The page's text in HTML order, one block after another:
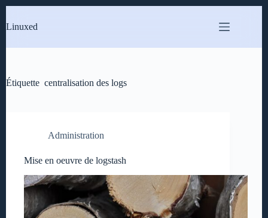
au
contenu
Linuxed
Étiquette centralisation des logs
Administration
Mise en oeuvre de logstash